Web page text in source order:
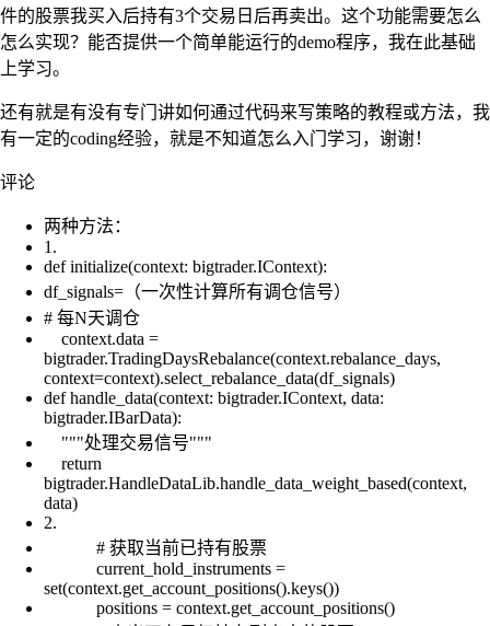
件的股票我买入后持有3个交易日后再卖出。这个功能需要怎么
怎么实现？能否提供一个简单能运行的demo程序，我在此基础
上学习。
还有就是有没有专门讲如何通过代码来写策略的教程或方法，我
有一定的coding经验，就是不知道怎么入门学习，谢谢！
评论
两种方法：
1.
def initialize(context: bigtrader.IContext):
df_signals=（一次性计算所有调仓信号）
# 每N天调仓
context.data =
bigtrader.TradingDaysRebalance(context.rebalance_days,
context=context).select_rebalance_data(df_signals)
def handle_data(context: bigtrader.IContext, data:
bigtrader.IBarData):
"""处理交易信号"""
return
bigtrader.HandleDataLib.handle_data_weight_based(context,
data)
2.
# 获取当前已持有股票
current_hold_instruments =
set(context.get_account_positions().keys())
positions = context.get_account_positions()